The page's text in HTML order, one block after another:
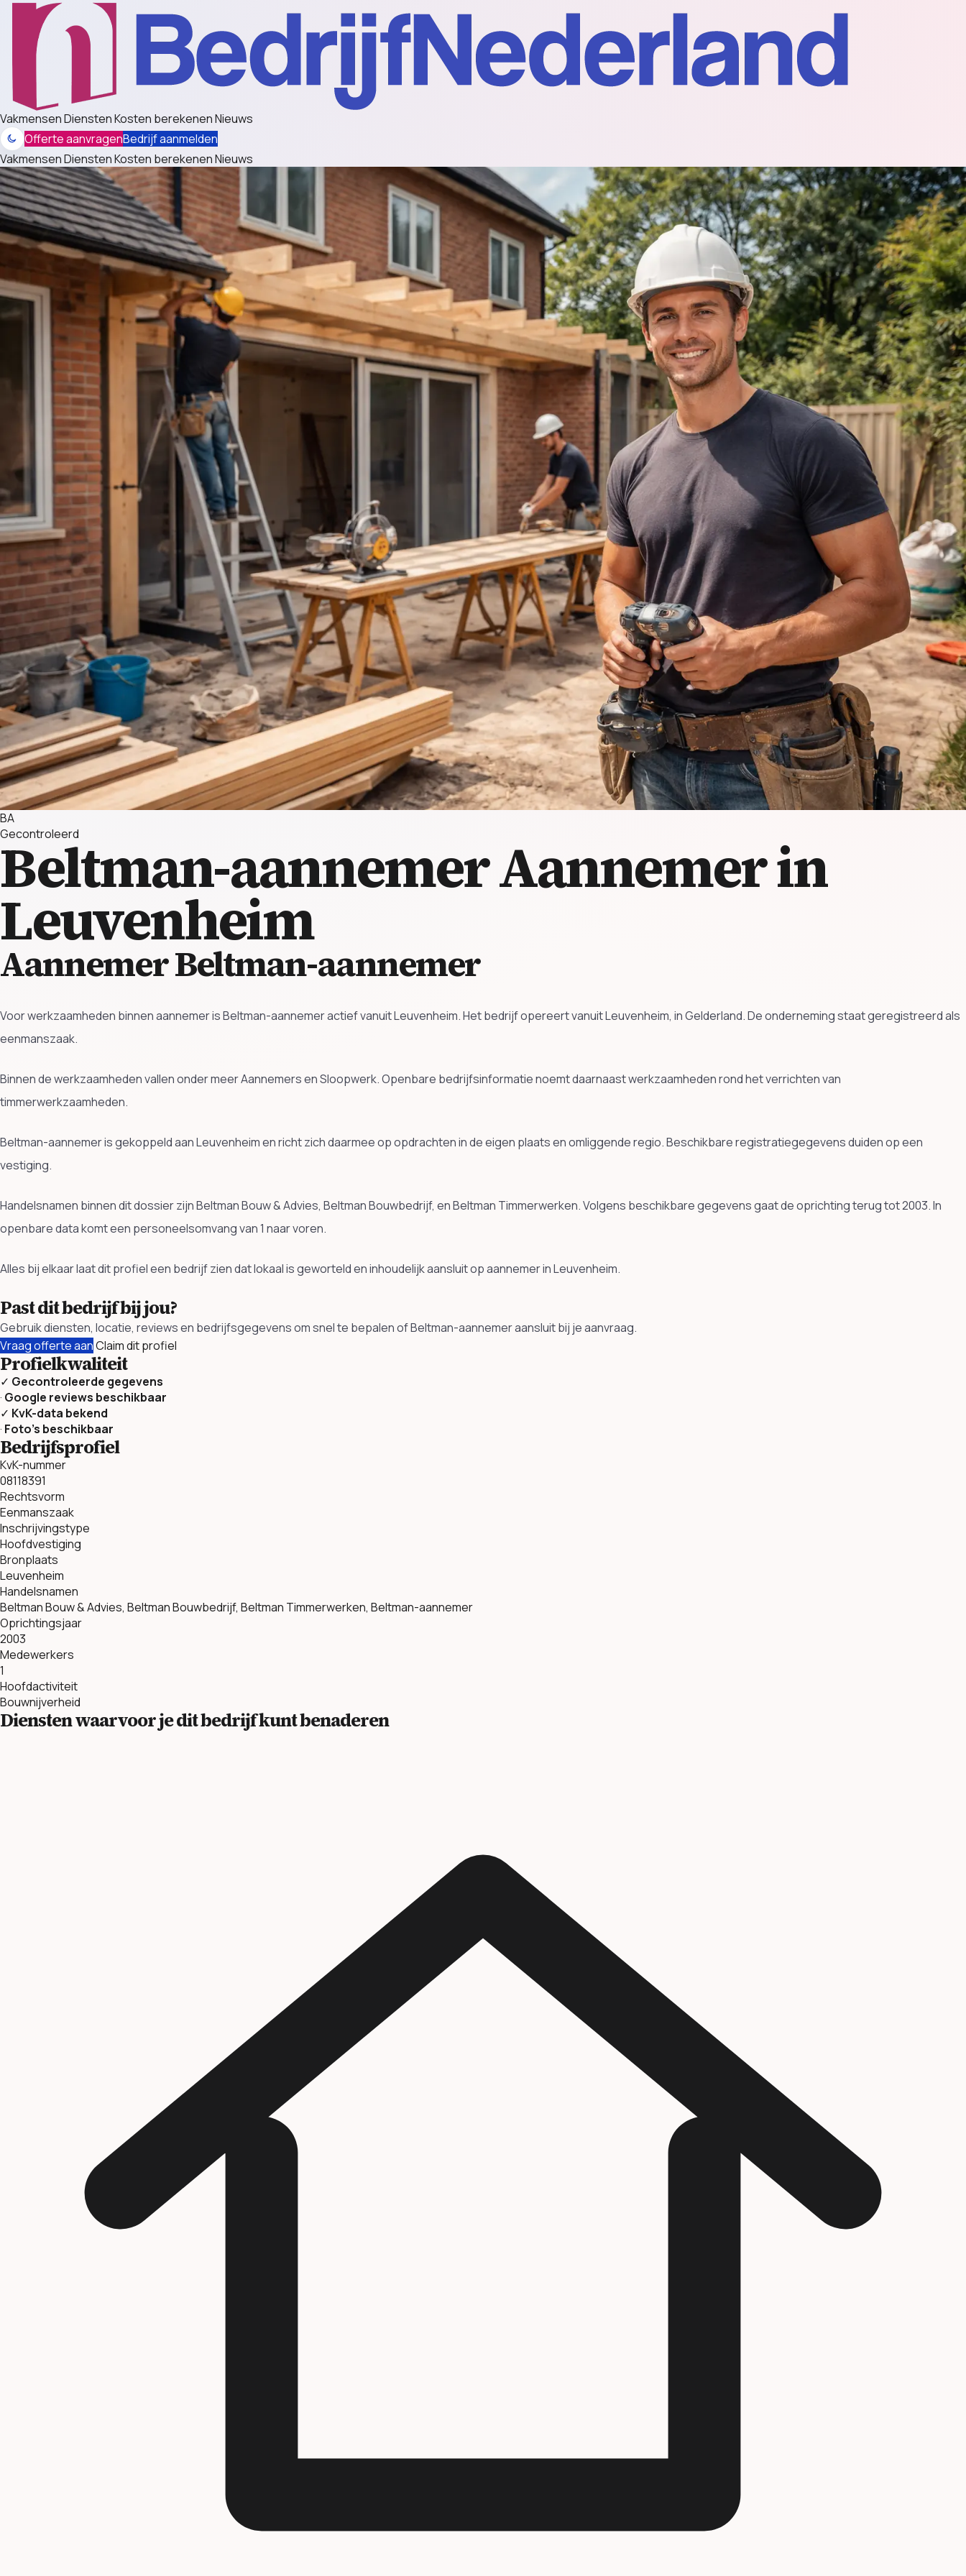
VakmensenDienstenKosten berekenenNieuws
Offerte aanvragenBedrijf aanmelden
VakmensenDienstenKosten berekenenNieuws
BA
Gecontroleerd
Beltman-aannemerAannemer in
Leuvenheim
Aannemer Beltman-aannemer
Voor werkzaamheden binnen aannemer is Beltman-aannemer actief vanuit Leuvenheim. Het bedrijf opereert vanuit Leuvenheim, in Gelderland. De onderneming staat geregistreerd als
eenmanszaak.
Binnen de werkzaamheden vallen onder meer Aannemers en Sloopwerk. Openbare bedrijfsinformatie noemt daarnaast werkzaamheden rond het verrichten van
timmerwerkzaamheden.
Beltman-aannemer is gekoppeld aan Leuvenheim en richt zich daarmee op opdrachten in de eigen plaats en omliggende regio. Beschikbare registratiegegevens duiden op een
vestiging.
Handelsnamen binnen dit dossier zijn Beltman Bouw & Advies, Beltman Bouwbedrijf, en Beltman Timmerwerken. Volgens beschikbare gegevens gaat de oprichting terug tot 2003. In
openbare data komt een personeelsomvang van 1 naar voren.
Alles bij elkaar laat dit profiel een bedrijf zien dat lokaal is geworteld en inhoudelijk aansluit op aannemer in Leuvenheim.
Past dit bedrijf bij jou?
Gebruik diensten, locatie, reviews en bedrijfsgegevens om snel te bepalen of Beltman-aannemer aansluit bij je aanvraag.
Vraag offerte aanClaim dit profiel
Profielkwaliteit
✓ Gecontroleerde gegevens
· Google reviews beschikbaar
✓ KvK-data bekend
· Foto’s beschikbaar
Bedrijfsprofiel
KvK-nummer
08118391
Rechtsvorm
Eenmanszaak
Inschrijvingstype
Hoofdvestiging
Bronplaats
Leuvenheim
Handelsnamen
Beltman Bouw & Advies, Beltman Bouwbedrijf, Beltman Timmerwerken, Beltman-aannemer
Oprichtingsjaar
2003
Medewerkers
1
Hoofdactiviteit
Bouwnijverheid
Diensten waarvoor je dit bedrijf kunt benaderen